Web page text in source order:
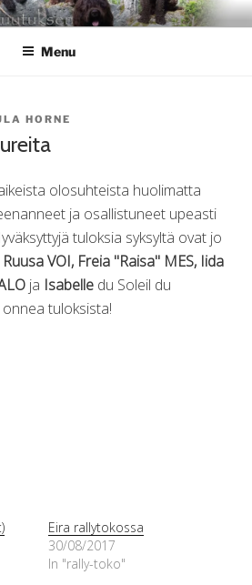
Menu
HORNE
olosuhteista huolimatta
ja osallistuneet upeasti
tuloksia syksyltä ovat jo
VOI, Freia "Raisa" MES, Iida
ja Isabelle du Soleil du
onnea tuloksista!
Eira rallytokossa
30/08/2017
In "rally-toko"